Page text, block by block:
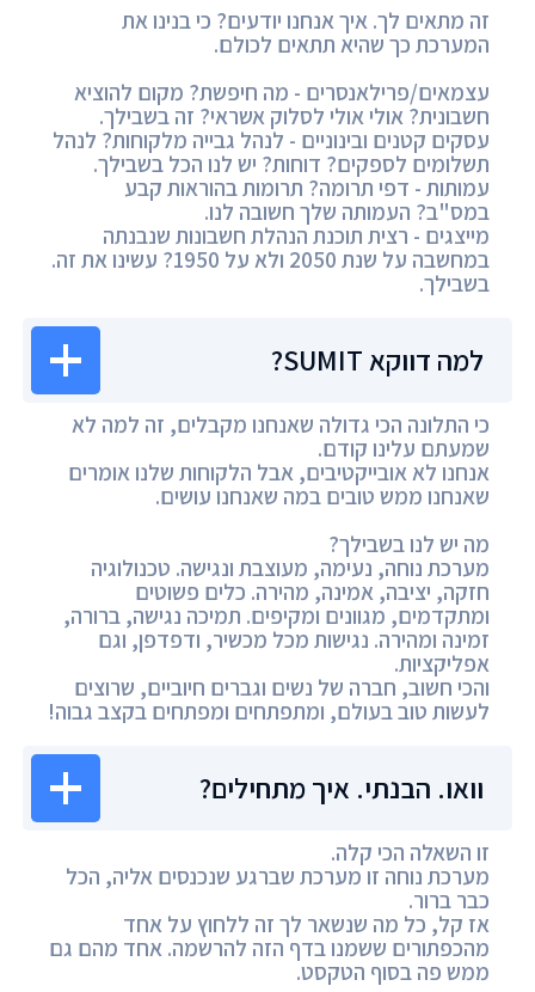
זה מתאים לך. איך אנחנו יודעים? כי בנינו את
המערכת כך שהיא תתאים לכולם.
עצמאים/פרילאנסרים - מה חיפשת? מקום להוציא
חשבונית? אולי אולי לסלוק אשראי? זה בשבילך.
עסקים קטנים ובינוניים - לנהל גבייה מלקוחות? לנהל
תשלומים לספקים? דוחות? יש לנו הכל בשבילך.
עמותות - דפי תרומה? תרומות בהוראות קבע
במס"ב? העמותה שלך חשובה לנו.
מייצגים - רצית תוכנת הנהלת חשבונות שנבנתה
במחשבה על שנת 2050 ולא על 1950? עשינו את זה.
בשבילך.
למה דווקא SUMIT?
כי התלונה הכי גדולה שאנחנו מקבלים, זה למה לא
שמעתם עלינו קודם.
אנחנו לא אובייקטיבים, אבל הלקוחות שלנו אומרים
שאנחנו ממש טובים במה שאנחנו עושים.
מה יש לנו בשבילך?
מערכת נוחה, נעימה, מעוצבת ונגישה. טכנולוגיה
חזקה, יציבה, אמינה, מהירה. כלים פשוטים
ומתקדמים, מגוונים ומקיפים. תמיכה נגישה, ברורה,
זמינה ומהירה. נגישות מכל מכשיר, ודפדפן, וגם
אפליקציות.
והכי חשוב, חברה של נשים וגברים חיוביים, שרוצים
לעשות טוב בעולם, ומתפתחים ומפתחים בקצב גבוה!
וואו. הבנתי. איך מתחילים?
זו השאלה הכי קלה.
מערכת נוחה זו מערכת שברגע שנכנסים אליה, הכל
כבר ברור.
אז קל, כל מה שנשאר לך זה ללחוץ על אחד
מהכפתורים ששמנו בדף הזה להרשמה. אחד מהם גם
ממש פה בסוף הטקסט.